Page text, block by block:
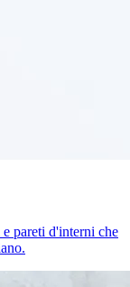
pareti d'interni che